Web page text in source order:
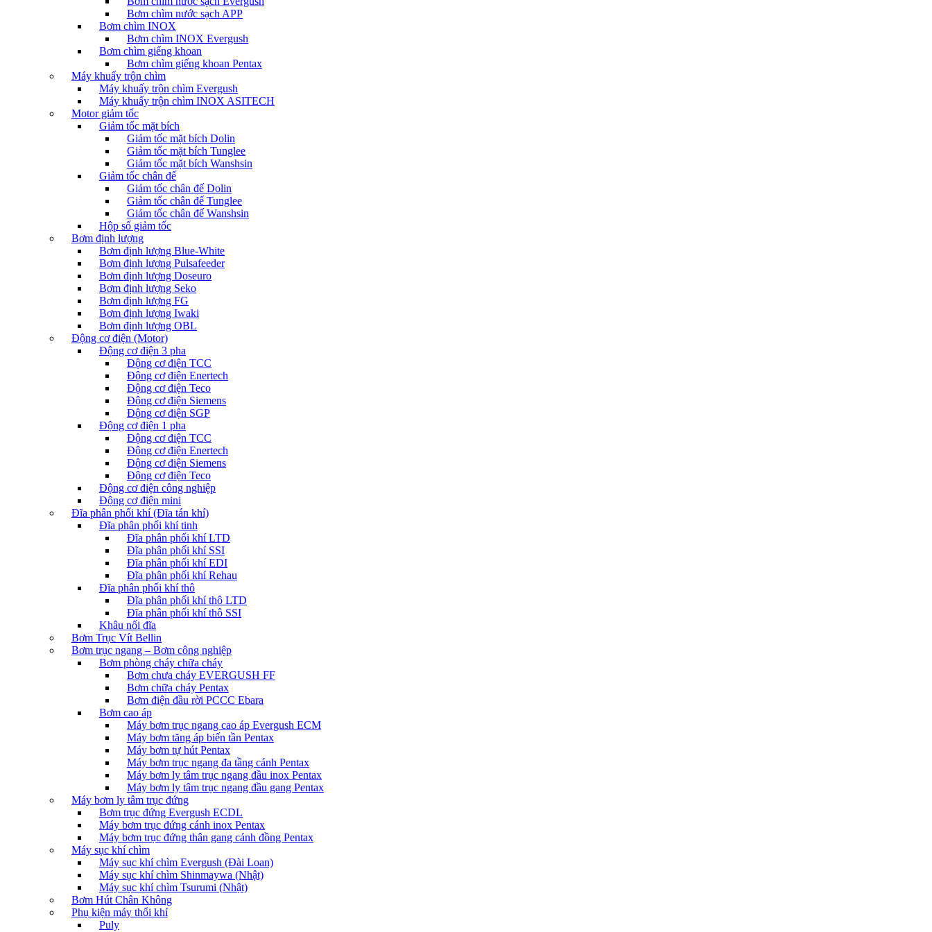
Bơm chìm nước sạch APP
Bơm chìm INOX
Bơm chìm INOX Evergush
Bơm chìm giếng khoan
Bơm chìm giếng khoan Pentax
Máy khuấy trộn chìm
Máy khuấy trộn chìm Evergush
Máy khuấy trộn chìm INOX ASITECH
Motor giảm tốc
Giảm tốc mặt bích
Giảm tốc mặt bích Dolin
Giảm tốc mặt bích Tunglee
Giảm tốc mặt bích Wanshsin
Giảm tốc chân đế
Giảm tốc chân đế Dolin
Giảm tốc chân đế Tunglee
Giảm tốc chân đế Wanshsin
Hộp số giảm tốc
Bơm định lượng
Bơm định lượng Blue-White
Bơm định lượng Pulsafeeder
Bơm định lượng Doseuro
Bơm định lượng Seko
Bơm định lượng FG
Bơm định lượng Iwaki
Bơm định lượng OBL
Động cơ điện (Motor)
Động cơ điện 3 pha
Động cơ điện TCC
Động cơ điện Enertech
Động cơ điện Teco
Động cơ điện Siemens
Động cơ điện SGP
Động cơ điện 1 pha
Động cơ điện TCC
Động cơ điện Enertech
Động cơ điện Siemens
Động cơ điện Teco
Động cơ điện công nghiệp
Động cơ điện mini
Đĩa phân phối khí (Đĩa tán khí)
Đĩa phân phối khí tinh
Đĩa phân phối khí LTD
Đĩa phân phối khí SSI
Đĩa phân phối khí EDI
Đĩa phân phối khí Rehau
Đĩa phân phối khí thô
Đĩa phân phối khí thô LTD
Đĩa phân phối khí thô SSI
Khâu nối đĩa
Bơm Trục Vít Bellin
Bơm trục ngang – Bơm công nghiệp
Bơm phòng cháy chữa cháy
Bơm chưa cháy EVERGUSH FF
Bơm chữa cháy Pentax
Bơm điện đầu rời PCCC Ebara
Bơm cao áp
Máy bơm trục ngang cao áp Evergush ECM
Máy bơm tăng áp biến tần Pentax
Máy bơm tự hút Pentax
Máy bơm trục ngang đa tầng cánh Pentax
Máy bơm ly tâm trục ngang đầu inox Pentax
Máy bơm ly tâm trục ngang đầu gang Pentax
Máy bơm ly tâm trục đứng
Bơm trục đứng Evergush ECDL
Máy bơm trục đứng cánh inox Pentax
Máy bơm trục đứng thân gang cánh đồng Pentax
Máy sục khí chìm
Máy sục khí chìm Evergush (Đài Loan)
Máy sục khí chìm Shinmaywa (Nhật)
Máy sục khí chìm Tsurumi (Nhật)
Bơm Hút Chân Không
Phụ kiện máy thổi khí
Puly